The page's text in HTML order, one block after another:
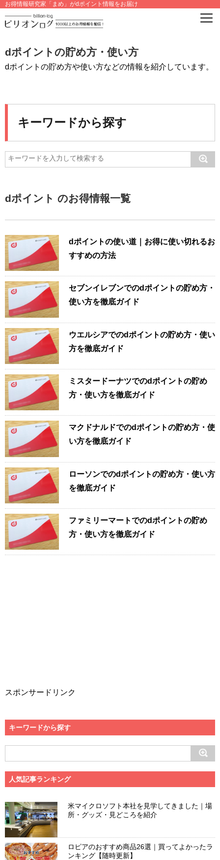
お得情報研究家「まめ」がdポイント情報をお届け
dポイントの貯め方・使い方
dポイントの貯め方や使い方などの情報を紹介しています。
キーワードから探す
dポイント のお得情報一覧
dポイントの使い道｜お得に使い切れるお
すすめの方法
セブンイレブンでのdポイントの貯め方・
使い方を徹底ガイド
ウエルシアでのdポイントの貯め方・使い
方を徹底ガイド
ミスタードーナツでのdポイントの貯め
方・使い方を徹底ガイド
マクドナルドでのdポイントの貯め方・使
い方を徹底ガイド
ローソンでのdポイントの貯め方・使い方
を徹底ガイド
ファミリーマートでのdポイントの貯め
方・使い方を徹底ガイド
スポンサードリンク
キーワードから探す
人気記事ランキング
米マイクロソフト本社を見学してきました｜場
所・グッズ・見どころを紹介
ロピアのおすすめ商品26選｜買ってよかったラ
ンキング【随時更新】